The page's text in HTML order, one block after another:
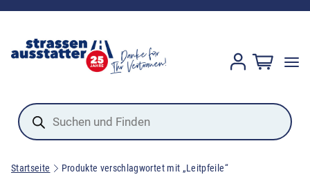
Products
search
Startseite Produkte verschlagwortet mit „Leitpfeile“